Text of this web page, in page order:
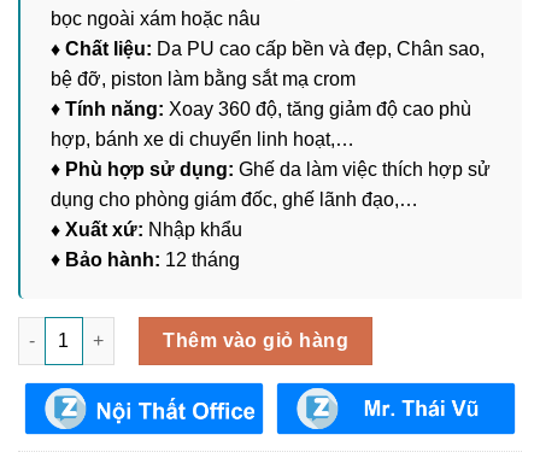
bọc ngoài xám hoặc nâu
♦ Chất liệu: Da PU cao cấp bền và đẹp, Chân sao,
bệ đỡ, piston làm bằng sắt mạ crom
♦ Tính năng: Xoay 360 độ, tăng giảm độ cao phù
hợp, bánh xe di chuyển linh hoạt,…
♦ Phù hợp sử dụng: Ghế da làm việc thích hợp sử
dụng cho phòng giám đốc, ghế lãnh đạo,…
♦ Xuất xứ: Nhập khẩu
♦ Bảo hành: 12 tháng
Ghế Làm Việc Giám Đốc GGD-029 số lượng
Thêm vào giỏ hàng